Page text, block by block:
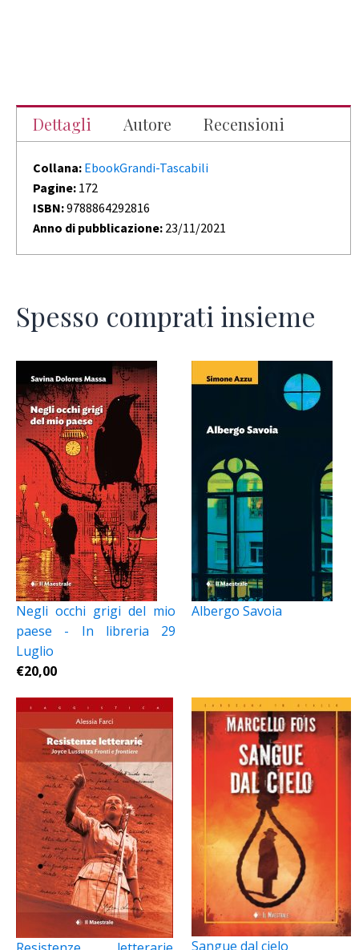
Dettagli Autore Recensioni
Collana: EbookGrandi-Tascabili
Pagine: 172
ISBN:9788864292816
Anno di pubblicazione: 23/11/2021
Spesso comprati insieme
Negli occhi grigi del mio
paese - In libreria 29
Luglio
€20,00
Albergo Savoia
Sangue dal cielo